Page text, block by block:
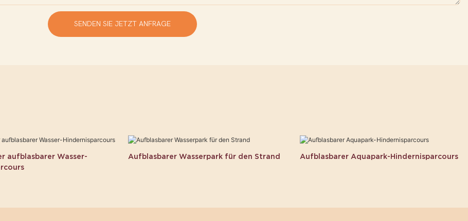
SENDEN SIE JETZT ANFRAGE
aufblasbarer Wasser-
Aufblasbarer Wasserpark für den Strand Aufblasbarer Aquapark-Hindernisparcours